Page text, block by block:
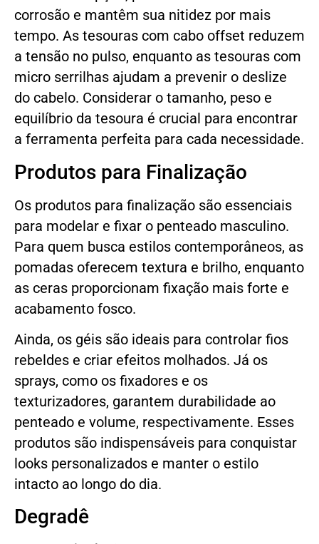
corrosão e mantêm sua nitidez por mais
tempo. As tesouras com cabo offset reduzem
a tensão no pulso, enquanto as tesouras com
micro serrilhas ajudam a prevenir o deslize
do cabelo. Considerar o tamanho, peso e
equilíbrio da tesoura é crucial para encontrar
a ferramenta perfeita para cada necessidade.
Produtos para Finalização
Os produtos para finalização são essenciais
para modelar e fixar o penteado masculino.
Para quem busca estilos contemporâneos, as
pomadas oferecem textura e brilho, enquanto
as ceras proporcionam fixação mais forte e
acabamento fosco.
Ainda, os géis são ideais para controlar fios
rebeldes e criar efeitos molhados. Já os
sprays, como os fixadores e os
texturizadores, garantem durabilidade ao
penteado e volume, respectivamente. Esses
produtos são indispensáveis para conquistar
looks personalizados e manter o estilo
intacto ao longo do dia.
Degradê